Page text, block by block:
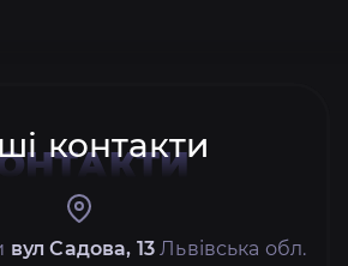
контакти
вул Садова, 13 Львівська обл.